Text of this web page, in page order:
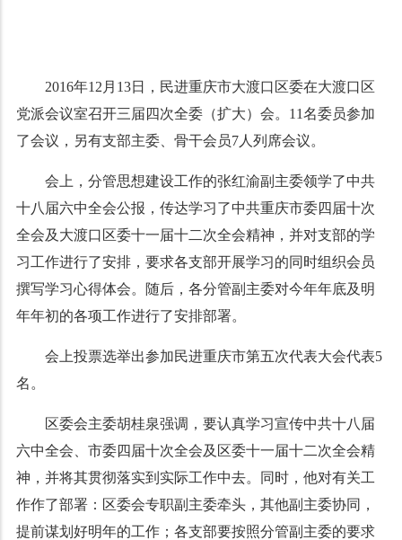
2016年12月13日，民进重庆市大渡口区委在大渡口区
党派会议室召开三届四次全委（扩大）会。11名委员参加
了会议，另有支部主委、骨干会员7人列席会议。
会上，分管思想建设工作的张红渝副主委领学了中共
十八届六中全会公报，传达学习了中共重庆市委四届十次
全会及大渡口区委十一届十二次全会精神，并对支部的学
习工作进行了安排，要求各支部开展学习的同时组织会员
撰写学习心得体会。随后，各分管副主委对今年年底及明
年年初的各项工作进行了安排部署。
会上投票选举出参加民进重庆市第五次代表大会代表5
名。
区委会主委胡桂泉强调，要认真学习宣传中共十八届
六中全会、市委四届十次全会及区委十一届十二次全会精
神，并将其贯彻落实到实际工作中去。同时，他对有关工
作作了部署：区委会专职副主委牵头，其他副主委协同，
提前谋划好明年的工作；各支部要按照分管副主委的要求